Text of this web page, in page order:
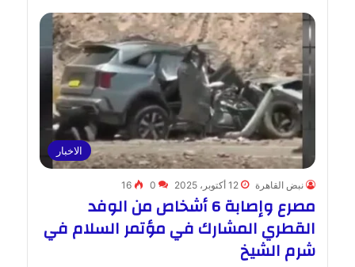
الاخبار
نبض القاهرة 12 أكتوبر، 2025 0
16
مصرع وإصابة 6 أشخاص من الوفد
القطري المشارك في مؤتمر السلام في
شرم الشيخ